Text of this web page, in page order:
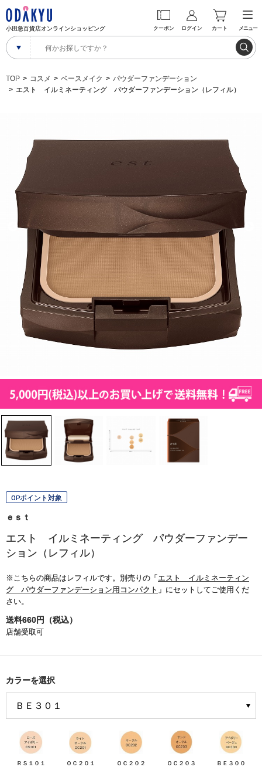
小田急百貨店オンラインショッピング クーポン ログイン カート メニュー
TOP コスメ ベースメイク
パウダーファンデーション
エスト イルミネーティング パウダーファンデーション（レフィル）
OPポイント対象
ｅｓｔ
エスト イルミネーティング パウダーファンデー
ション（レフィル）
※こちらの商品はレフィルです。別売りの「 エスト イルミネーティン
グ パウダーファンデーション用コンパクト 」にセットしてご使用くだ
さい。
送料660円（税込）
店舗受取可
カラーを選択
ＲＳ１０１ ＯＣ２０１ ＯＣ２０２ ＯＣ２０３ ＢＥ３００